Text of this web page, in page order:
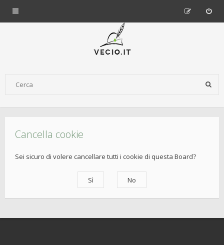
Cancella cookie
Sei sicuro di volere cancellare tutti i cookie di questa Board?